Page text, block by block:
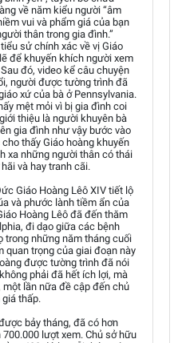
về năm kiểu người “âm
vui và phẩm giá của bạn
thân trong gia đình.”
sử chính xác về vị Giáo
để khuyến khích người xem
đó, video kể câu chuyện
người được tường trình đã
xứ của bà ở Pennsylvania.
mệt mỏi vì bị gia đình coi
thiệu là người khuyên bà
gia đình như vậy bước vào
thấy Giáo hoàng khuyến
xa những người thân có thái
và hay tranh cãi.
Giáo Hoàng Lêô XIV tiết lộ
và phước lành tiềm ẩn của
Hoàng Lêô đã đến thăm
đi dạo giữa các bệnh
trong những năm tháng cuối
quan trọng của giai đoạn này
được tường trình đã nói
phải đã hết ích lợi, mà
một lần nữa đề cập đến chủ
thấp.
bảy tháng, đã có hơn
lượt xem. Chủ sở hữu